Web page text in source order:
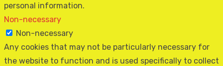
personal information.
Non-necessary
Non-necessary
Any cookies that may not be particularly necessary for
the website to function and is used specifically to collect